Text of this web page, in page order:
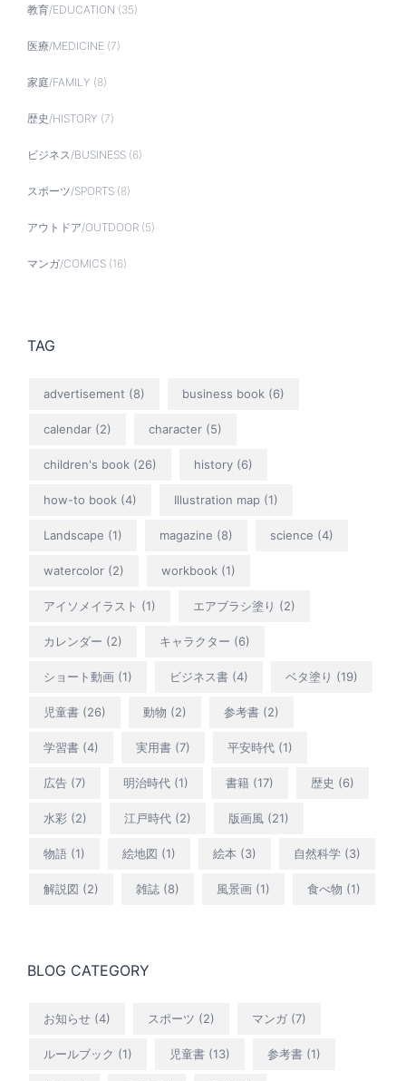
教育/EDUCATION (35)
医療/MEDICINE (7)
家庭/FAMILY (8)
歴史/HISTORY (7)
ビジネス/BUSINESS (6)
スポーツ/SPORTS (8)
アウトドア/OUTDOOR (5)
マンガ/COMICS (16)
TAG
advertisement (8) business book (6)
calendar (2) character (5)
children's book (26) history (6)
how-to book (4) Illustration map (1)
Landscape (1) magazine (8) science (4)
watercolor (2) workbook (1)
アイソメイラスト (1) エアブラシ塗り (2)
カレンダー (2) キャラクター (6)
ショート動画 (1) ビジネス書 (4) ベタ塗り (19)
児童書 (26) 動物 (2) 参考書 (2)
学習書 (4) 実用書 (7) 平安時代 (1)
広告 (7) 明治時代 (1) 書籍 (17) 歴史 (6)
水彩 (2) 江戸時代 (2) 版画風 (21)
物語 (1) 絵地図 (1) 絵本 (3) 自然科学 (3)
解説図 (2) 雑誌 (8) 風景画 (1) 食べ物 (1)
BLOG CATEGORY
お知らせ (4) スポーツ (2) マンガ (7)
ルールブック (1) 児童書 (13) 参考書 (1)